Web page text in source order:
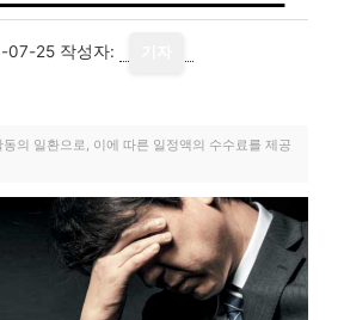
07-25 작성자:
의 일환으로, 이에 따른 일정액의 수수료를 제공